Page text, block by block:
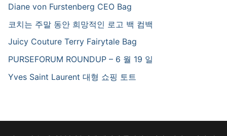
Diane von Furstenberg CEO Bag
코치는 주말 동안 희망적인 로고 백 컴백
Juicy Couture Terry Fairytale Bag
PURSEFORUM ROUNDUP – 6 월 19 일
Yves Saint Laurent 대형 쇼핑 토트